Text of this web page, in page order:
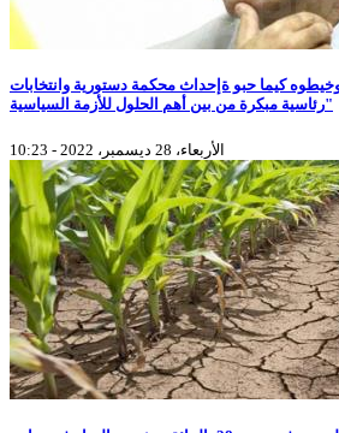
كيما حبو ةإحداث محكمة دستورية وانتخابات
رئاسية مبكرة من بين أهم الحلول للأزمة السياسية"
الأربعاء، 28 ديسمبر، 2022 - 10:23